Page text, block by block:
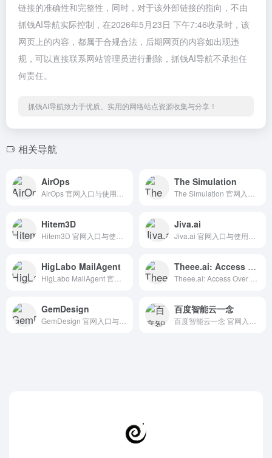
链接的准确性和完整性，同时，对于该外部链接的指向，不由
抓钱AI导航实际控制，在2026年5月23日 下午7:46收录时，该
网页上的内容，都属于合规合法，后期网页的内容如出现违
规，可以直接联系网站管理员进行删除，抓钱AI导航不承担任
何责任。
抓钱AI导航致力于优质、实用的网络站点资源收集与分享！
相关导航
AirOps The Simulation
Hitem3D Jiva.ai
HigLabo MailAgent Theee.ai: Access Over 50,000 GPTs Tools Powered by GPT4o for Free
GemDesign 百度智能云一念